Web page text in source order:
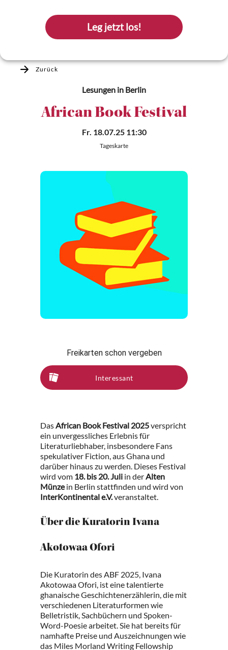
Leg jetzt los!
Zurück
Lesungen in Berlin
African Book Festival
Fr. 18.07.25 11:30
Tageskarte
Freikarten schon vergeben
Interessant
DasAfrican Book Festival 2025verspricht
ein unvergessliches Erlebnis für
Literaturliebhaber, insbesondere Fans
spekulativer Fiction, aus Ghana und
darüber hinaus zu werden. Dieses Festival
wird vom 18. bis 20. Juli in derAlten
Münzein Berlin stattfinden und wird von
InterKontinental e.V.veranstaltet.
Über die Kuratorin Ivana
Akotowaa Ofori
Die Kuratorin des ABF 2025, Ivana
Akotowaa Ofori, ist eine talentierte
ghanaische Geschichtenerzählerin, die mit
verschiedenen Literaturformen wie
Belletristik, Sachbüchern und Spoken-
Word-Poesie arbeitet. Sie hat bereits für
namhafte Preise und Auszeichnungen wie
das Miles Morland Writing Fellowship